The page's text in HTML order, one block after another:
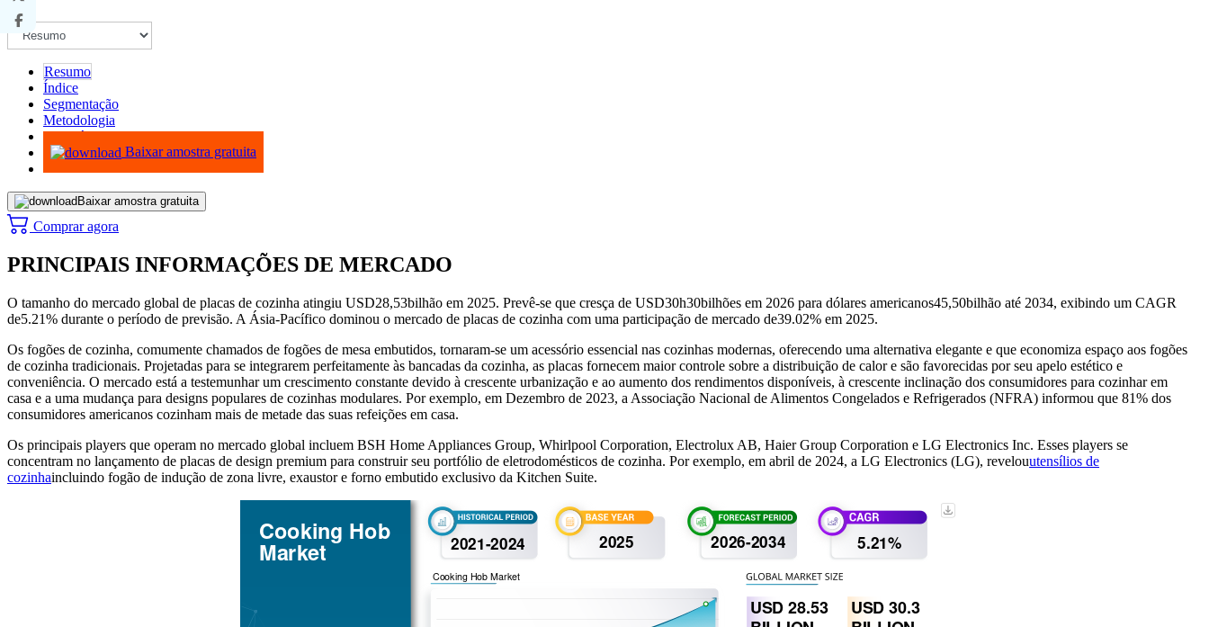
Resumo
Índice
Segmentação
Metodologia
Infográficos
Baixar amostra gratuita
Baixar amostra gratuita
Comprar agora
PRINCIPAIS INFORMAÇÕES DE MERCADO
O tamanho do mercado global de placas de cozinha atingiu USD28,53bilhão em 2025. Prevê-se que cresça de USD30h30bilhões em 2026 para dólares americanos45,50bilhão até 2034, exibindo um CAGR
de5.21% durante o período de previsão. A Ásia-Pacífico dominou o mercado de placas de cozinha com uma participação de mercado de39.02% em 2025.
Os fogões de cozinha, comumente chamados de fogões de mesa embutidos, tornaram-se um acessório essencial nas cozinhas modernas, oferecendo uma alternativa elegante e que economiza espaço aos fogões
de cozinha tradicionais. Projetadas para se integrarem perfeitamente às bancadas da cozinha, as placas fornecem maior controle sobre a distribuição de calor e são favorecidas por seu apelo estético e
conveniência. O mercado está a testemunhar um crescimento constante devido à crescente urbanização e ao aumento dos rendimentos disponíveis, à crescente inclinação dos consumidores para cozinhar em
casa e a uma mudança para designs populares de cozinhas modulares. Por exemplo, em Dezembro de 2023, a Associação Nacional de Alimentos Congelados e Refrigerados (NFRA) informou que 81% dos
consumidores americanos cozinham mais de metade das suas refeições em casa.
Os principais players que operam no mercado global incluem BSH Home Appliances Group, Whirlpool Corporation, Electrolux AB, Haier Group Corporation e LG Electronics Inc. Esses players se
concentram no lançamento de placas de design premium para construir seu portfólio de eletrodomésticos de cozinha. Por exemplo, em abril de 2024, a LG Electronics (LG), revelouutensílios de
cozinhaincluindo fogão de indução de zona livre, exaustor e forno embutido exclusivo da Kitchen Suite.